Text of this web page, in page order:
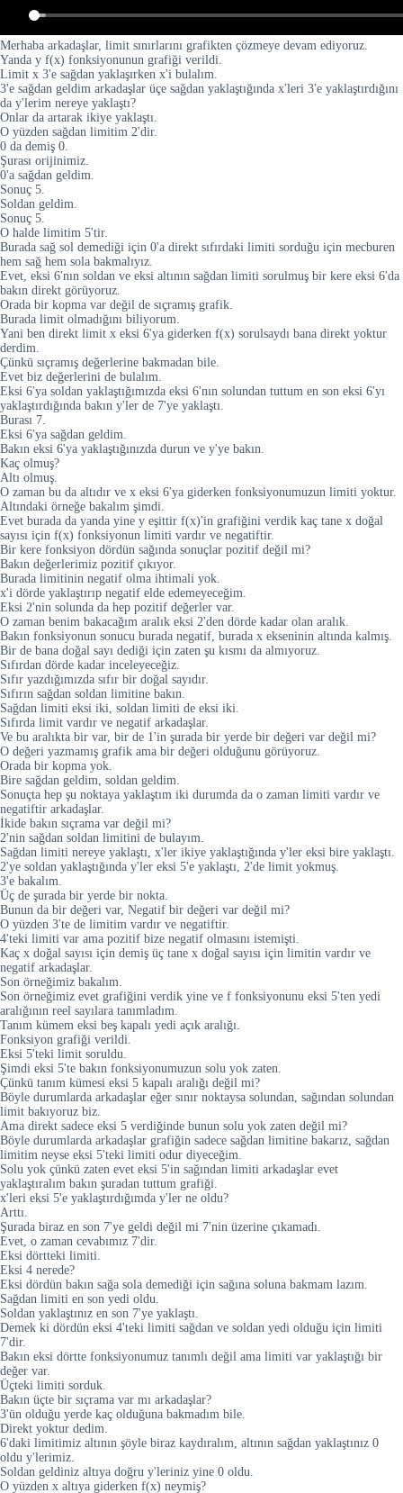
Merhaba arkadaşlar, limit sınırlarını grafikten çözmeye devam ediyoruz.
Yanda y f(x) fonksiyonunun grafiği verildi.
Limit x 3'e sağdan yaklaşırken x'i bulalım.
3'e sağdan geldim arkadaşlar üçe sağdan yaklaştığında x'leri 3'e yaklaştırdığını
da y'lerim nereye yaklaştı?
Onlar da artarak ikiye yaklaştı.
O yüzden sağdan limitim 2'dir.
0 da demiş 0.
Şurası orijinimiz.
0'a sağdan geldim.
Sonuç 5.
Soldan geldim.
Sonuç 5.
O halde limitim 5'tir.
Burada sağ sol demediği için 0'a direkt sıfırdaki limiti sorduğu için mecburen
hem sağ hem sola bakmalıyız.
Evet, eksi 6'nın soldan ve eksi altının sağdan limiti sorulmuş bir kere eksi 6'da
bakın direkt görüyoruz.
Orada bir kopma var değil de sıçramış grafik.
Burada limit olmadığını biliyorum.
Yani ben direkt limit x eksi 6'ya giderken f(x) sorulsaydı bana direkt yoktur
derdim.
Çünkü sıçramış değerlerine bakmadan bile.
Evet biz değerlerini de bulalım.
Eksi 6'ya soldan yaklaştığımızda eksi 6'nın solundan tuttum en son eksi 6'yı
yaklaştırdığında bakın y'ler de 7'ye yaklaştı.
Burası 7.
Eksi 6'ya sağdan geldim.
Bakın eksi 6'ya yaklaştığınızda durun ve y'ye bakın.
Kaç olmuş?
Altı olmuş.
O zaman bu da altıdır ve x eksi 6'ya giderken fonksiyonumuzun limiti yoktur.
Altındaki örneğe bakalım şimdi.
Evet burada da yanda yine y eşittir f(x)'in grafiğini verdik kaç tane x doğal
sayısı için f(x) fonksiyonun limiti vardır ve negatiftir.
Bir kere fonksiyon dördün sağında sonuçlar pozitif değil mi?
Bakın değerlerimiz pozitif çıkıyor.
Burada limitinin negatif olma ihtimali yok.
x'i dörde yaklaştırıp negatif elde edemeyeceğim.
Eksi 2'nin solunda da hep pozitif değerler var.
O zaman benim bakacağım aralık eksi 2'den dörde kadar olan aralık.
Bakın fonksiyonun sonucu burada negatif, burada x ekseninin altında kalmış.
Bir de bana doğal sayı dediği için zaten şu kısmı da almıyoruz.
Sıfırdan dörde kadar inceleyeceğiz.
Sıfır yazdığımızda sıfır bir doğal sayıdır.
Sıfırın sağdan soldan limitine bakın.
Sağdan limiti eksi iki, soldan limiti de eksi iki.
Sıfırda limit vardır ve negatif arkadaşlar.
Ve bu aralıkta bir var, bir de 1'in şurada bir yerde bir değeri var değil mi?
O değeri yazmamış grafik ama bir değeri olduğunu görüyoruz.
Orada bir kopma yok.
Bire sağdan geldim, soldan geldim.
Sonuçta hep şu noktaya yaklaştım iki durumda da o zaman limiti vardır ve
negatiftir arkadaşlar.
İkide bakın sıçrama var değil mi?
2'nin sağdan soldan limitini de bulayım.
Sağdan limiti nereye yaklaştı, x'ler ikiye yaklaştığında y'ler eksi bire yaklaştı.
2'ye soldan yaklaştığında y'ler eksi 5'e yaklaştı, 2'de limit yokmuş.
3'e bakalım.
Üç de şurada bir yerde bir nokta.
Bunun da bir değeri var, Negatif bir değeri var değil mi?
O yüzden 3'te de limitim vardır ve negatiftir.
4'teki limiti var ama pozitif bize negatif olmasını istemişti.
Kaç x doğal sayısı için demiş üç tane x doğal sayısı için limitin vardır ve
negatif arkadaşlar.
Son örneğimiz bakalım.
Son örneğimiz evet grafiğini verdik yine ve f fonksiyonunu eksi 5'ten yedi
aralığının reel sayılara tanımladım.
Tanım kümem eksi beş kapalı yedi açık aralığı.
Fonksiyon grafiği verildi.
Eksi 5'teki limit soruldu.
Şimdi eksi 5'te bakın fonksiyonumuzun solu yok zaten.
Çünkü tanım kümesi eksi 5 kapalı aralığı değil mi?
Böyle durumlarda arkadaşlar eğer sınır noktaysa solundan, sağından solundan
limit bakıyoruz biz.
Ama direkt sadece eksi 5 verdiğinde bunun solu yok zaten değil mi?
Böyle durumlarda arkadaşlar grafiğin sadece sağdan limitine bakarız, sağdan
limitim neyse eksi 5'teki limiti odur diyeceğim.
Solu yok çünkü zaten evet eksi 5'in sağından limiti arkadaşlar evet
yaklaştıralım bakın şuradan tuttum grafiği.
x'leri eksi 5'e yaklaştırdığımda y'ler ne oldu?
Arttı.
Şurada biraz en son 7'ye geldi değil mi 7'nin üzerine çıkamadı.
Evet, o zaman cevabımız 7'dir.
Eksi dörtteki limiti.
Eksi 4 nerede?
Eksi dördün bakın sağa sola demediği için sağına soluna bakmam lazım.
Sağdan limiti en son yedi oldu.
Soldan yaklaştınız en son 7'ye yaklaştı.
Demek ki dördün eksi 4'teki limiti sağdan ve soldan yedi olduğu için limiti
7'dir.
Bakın eksi dörtte fonksiyonumuz tanımlı değil ama limiti var yaklaştığı bir
değer var.
Üçteki limiti sorduk.
Bakın üçte bir sıçrama var mı arkadaşlar?
3'ün olduğu yerde kaç olduğuna bakmadım bile.
Direkt yoktur dedim.
6'daki limitimiz altının şöyle biraz kaydıralım, altının sağdan yaklaştınız 0
oldu y'lerimiz.
Soldan geldiniz altıya doğru y'leriniz yine 0 oldu.
O yüzden x altıya giderken f(x) neymiş?